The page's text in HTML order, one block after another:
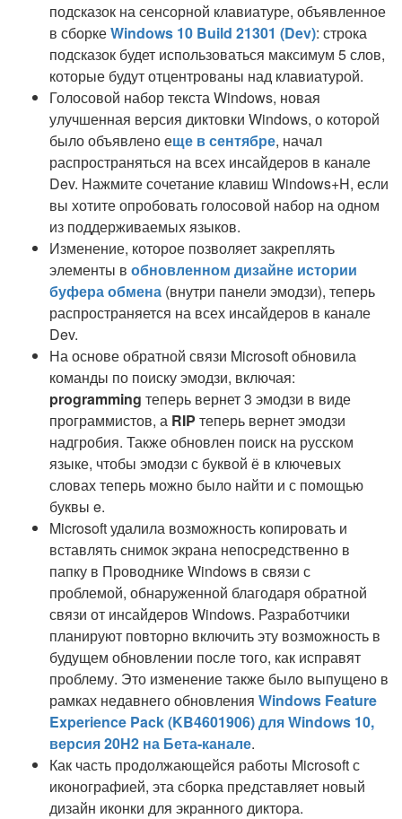
подсказок на сенсорной клавиатуре, объявленное
в сборкеWindows 10 Build 21301 (Dev): строка
подсказок будет использоваться максимум 5 слов,
которые будут отцентрованы над клавиатурой.
Голосовой набор текста Windows, новая
улучшенная версия диктовки Windows, о которой
было объявлено еще в сентябре, начал
распространяться на всех инсайдеров в канале
Dev. Нажмите сочетание клавиш Windows+H, если
вы хотите опробовать голосовой набор на одном
из поддерживаемых языков.
Изменение, которое позволяет закреплять
элементы в обновленном дизайне истории
буфера обмена (внутри панели эмодзи), теперь
распространяется на всех инсайдеров в канале
Dev.
На основе обратной связи Microsoft обновила
команды по поиску эмодзи, включая:
programming теперь вернет 3 эмодзи в виде
программистов, а RIP теперь вернет эмодзи
надгробия. Также обновлен поиск на русском
языке, чтобы эмодзи с буквой ё в ключевых
словах теперь можно было найти и с помощью
буквы e.
Microsoft удалила возможность копировать и
вставлять снимок экрана непосредственно в
папку в Проводнике Windows в связи с
проблемой, обнаруженной благодаря обратной
связи от инсайдеров Windows. Разработчики
планируют повторно включить эту возможность в
будущем обновлении после того, как исправят
проблему. Это изменение также было выпущено в
рамках недавнего обновления Windows Feature
Experience Pack (KB4601906) для Windows 10,
версия 20H2 на Бета-канале.
Как часть продолжающейся работы Microsoft с
иконографией, эта сборка представляет новый
дизайн иконки для экранного диктора.